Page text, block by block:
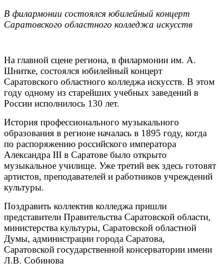
В филармонии состоялся юбилейный концерт
Саратовского областного колледжа искусств
На главной сцене региона, в филармонии им. А.
Шнитке, состоялся юбилейный концерт
Саратовского областного колледжа искусств. В этом
году одному из старейших учебных заведений в
России исполнилось 130 лет.
История профессионального музыкального
образования в регионе началась в 1895 году, когда
по распоряжению российского императора
Александра III в Саратове было открыто
музыкальное училище. Уже третий век здесь готовят
артистов, преподавателей и работников учреждений
культуры.
Поздравить коллектив колледжа пришли
представители Правительства Саратовской области,
министерства культуры, Саратовской областной
Думы, администрации города Саратова,
Саратовской государственной консерватории имени
Л.В. Собинова